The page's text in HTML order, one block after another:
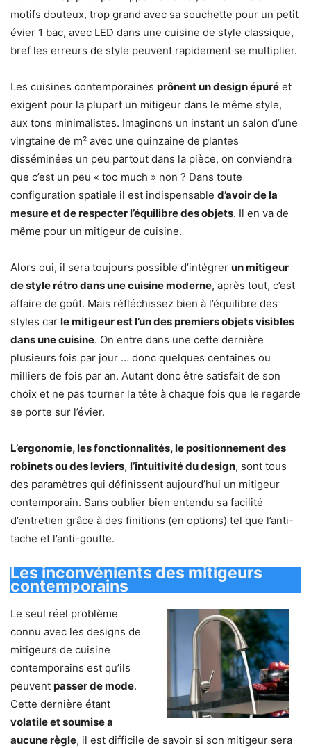
motifs douteux, trop grand avec sa souchette pour un petit
évier 1 bac, avec LED dans une cuisine de style classique,
bref les erreurs de style peuvent rapidement se multiplier.
Les cuisines contemporaines prônent un design épuré et
exigent pour la plupart un mitigeur dans le même style,
aux tons minimalistes. Imaginons un instant un salon d’une
vingtaine de m² avec une quinzaine de plantes
disséminées un peu partout dans la pièce, on conviendra
que c’est un peu « too much » non ? Dans toute
configuration spatiale il est indispensable d’avoir de la
mesure et de respecter l’équilibre des objets. Il en va de
même pour un mitigeur de cuisine.
Alors oui, il sera toujours possible d’intégrer un mitigeur
de style rétro dans une cuisine moderne, après tout, c’est
affaire de goût. Mais réfléchissez bien à l’équilibre des
styles car le mitigeur est l’un des premiers objets visibles
dans une cuisine. On entre dans une cette dernière
plusieurs fois par jour … donc quelques centaines ou
milliers de fois par an. Autant donc être satisfait de son
choix et ne pas tourner la tête à chaque fois que le regarde
se porte sur l’évier.
L’ergonomie, les fonctionnalités, le positionnement des
robinets ou des leviers, l’intuitivité du design, sont tous
des paramètres qui définissent aujourd’hui un mitigeur
contemporain. Sans oublier bien entendu sa facilité
d’entretien grâce à des finitions (en options) tel que l’anti-
tache et l’anti-goutte.
Les inconvénients des mitigeurs
contemporains
Le seul réel problème
connu avec les designs de
mitigeurs de cuisine
contemporains est qu’ils
peuvent passer de mode.
Cette dernière étant
volatile et soumise a
aucune règle, il est difficile de savoir si son mitigeur sera